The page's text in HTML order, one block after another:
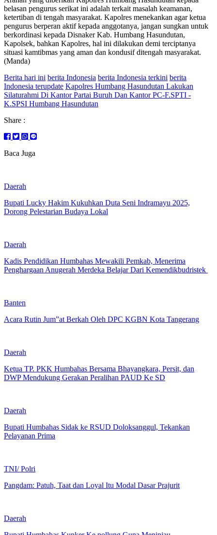
belasan pengurus serikat ini adalah terkait masalah keamanan,
ketertiban di tengah masyarakat. Kapolres menekankan agar ketua
pengurus berperan aktif kepada anggotanya, jangan sungkan untuk
berkordinasi kepada Disnaker Kab. Humbang Hasundutan,
Kapolsek, bahkan Kapolres, hal ini dilakukan demi terciptanya
situasi kamtibmas yang aman dan kondusif ditengah masyarakat.
(Manda)
Berita hari ini berita Indonesia berita Indonesia terkini berita
Indonesia terupdate Kapolres Humbang Hasundutan Lakukan
Silaturahmi Di Kantor Partai Buruh Dan Kantor PC-F.SPTI -
K.SPSI Humbang Hasundutan
Share :
Baca Juga
Daerah
Bupati Lucky Hakim Kukuhkan Duta Seni Indramayu 2025,
Dorong Pelestarian Budaya Lokal
Daerah
Kadis Pendidikan Humbahas Mewakili Pemkab, Menerima
Penghargaan Anugerah Merdeka Belajar Dari Kemendikbudristek
Banten
Acara Rutin Jum”at Berkah Oleh DPC KGBN Kota Tangerang
Daerah
Ketua TP. PKK Humbahas Bersama Bhayangkara, Persit, dan
DWP Mendukung Gerakan Peralihan PAUD Ke SD
Daerah
Bupati Humbahas Sidak ke RSUD Doloksanggul, Tekankan
Pelayanan Prima
TNI/ Polri
Pangdam: Patuh, Taat dan Loyal Itu Modal Dasar Prajurit
Daerah